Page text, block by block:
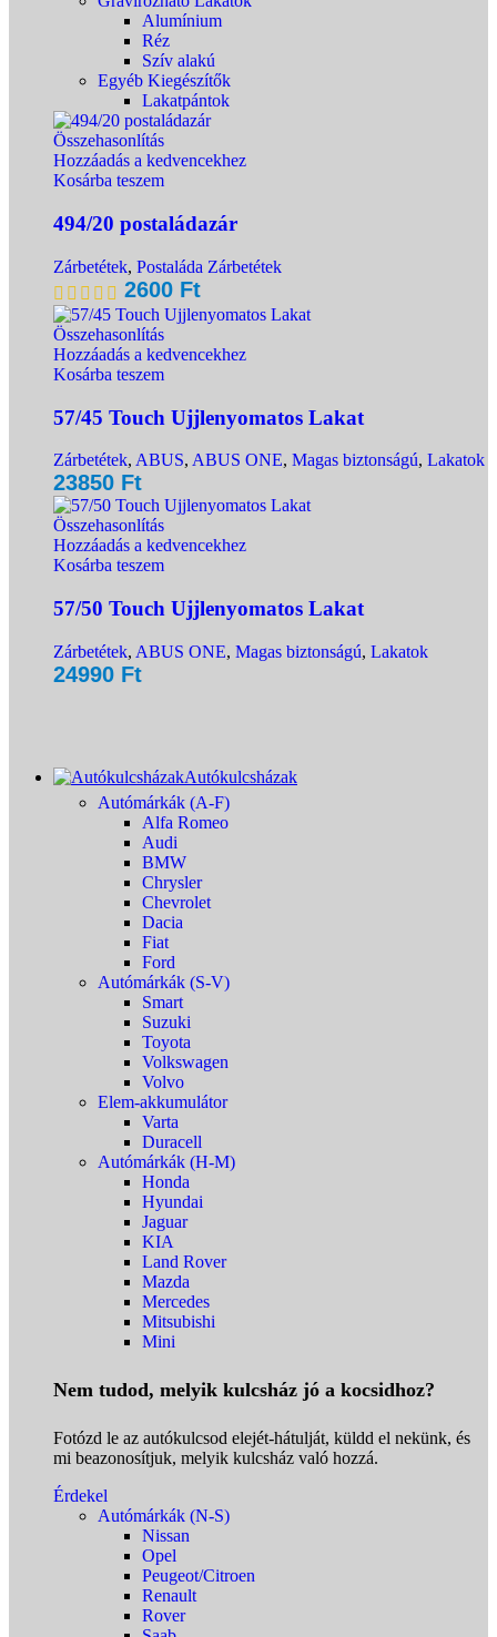
Alumínium
Réz
Szív alakú
Egyéb Kiegészítők
Lakatpántok
Összehasonlítás
Hozzáadás a kedvencekhez
Kosárba teszem
494/20 postaládazár
Zárbetétek, Postaláda Zárbetétek
2600 Ft
Összehasonlítás
Hozzáadás a kedvencekhez
Kosárba teszem
57/45 Touch Ujjlenyomatos Lakat
Zárbetétek, ABUS, ABUS ONE, Magas biztonságú, Lakatok
23850 Ft
Összehasonlítás
Hozzáadás a kedvencekhez
Kosárba teszem
57/50 Touch Ujjlenyomatos Lakat
Zárbetétek, ABUS ONE, Magas biztonságú, Lakatok
24990 Ft
Autókulcsházak
Autómárkák (A-F)
Alfa Romeo
Audi
BMW
Chrysler
Chevrolet
Dacia
Fiat
Ford
Autómárkák (S-V)
Smart
Suzuki
Toyota
Volkswagen
Volvo
Elem-akkumulátor
Varta
Duracell
Autómárkák (H-M)
Honda
Hyundai
Jaguar
KIA
Land Rover
Mazda
Mercedes
Mitsubishi
Mini
Nem tudod, melyik kulcsház jó a kocsidhoz?
Fotózd le az autókulcsod elejét-hátulját, küldd el nekünk, és
mi beazonosítjuk, melyik kulcsház való hozzá.
Érdekel
Autómárkák (N-S)
Nissan
Opel
Peugeot/Citroen
Renault
Rover